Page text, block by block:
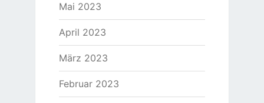
Mai 2023
April 2023
März 2023
Februar 2023